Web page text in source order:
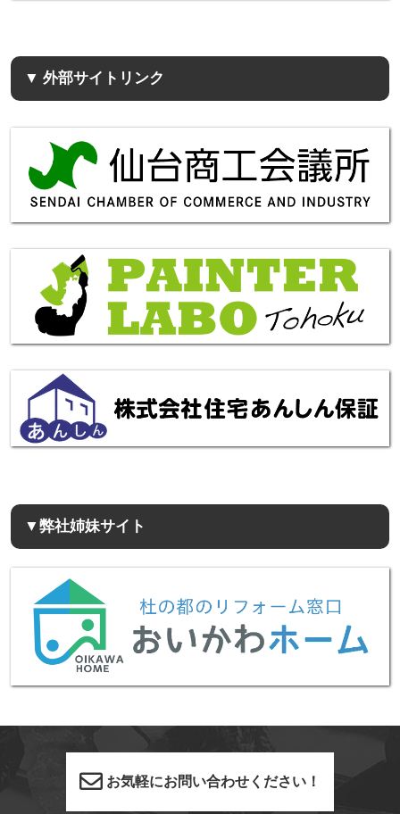
▼ 外部サイトリンク
▼弊社姉妹サイト
お気軽にお問い合わせください！